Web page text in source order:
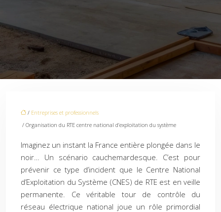
/ Entreprises et professionnels
/ Organisation du RTE centre national d’exploitation du système
Imaginez un instant la France entière plongée dans le
noir… Un scénario cauchemardesque. C’est pour
prévenir ce type d’incident que le Centre National
d’Exploitation du Système (CNES) de RTE est en veille
permanente. Ce véritable tour de contrôle du
réseau électrique national joue un rôle primordial